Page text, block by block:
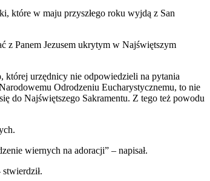
które w maju przyszłego roku wyjdą z San
z Panem Jezusem ukrytym w Najświętszym
której urzędnicy nie odpowiedzieli na pytania
Odrodzeniu Eucharystycznemu, to nie
do Najświętszego Sakramentu. Z tego też powodu
wiernych na adoracji” – napisał.